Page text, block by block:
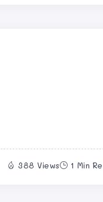
388 Views 1 Min